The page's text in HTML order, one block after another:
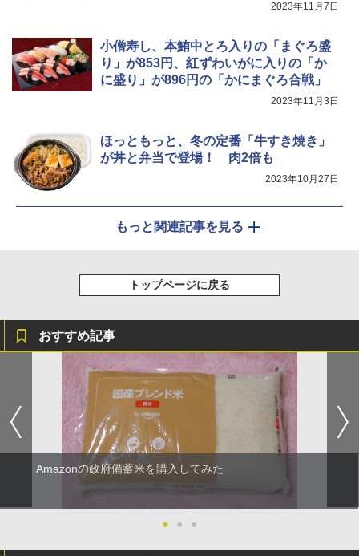
2023年11月7日
小僧寿し、本鮪中とろ入りの「まぐろ盛
り」が853円、紅ずわいがに入りの「か
に盛り」が896円の「かにまぐろ合戦」
2023年11月3日
ほっともっと、冬の定番「牛すき焼き」
が丼と弁当で登場！ 肉2倍も
2023年10月27日
もっと関連記事を見る
トップページに戻る
おすすめ記事
Amazonの政府備蓄米を購入してみた
● ● ●